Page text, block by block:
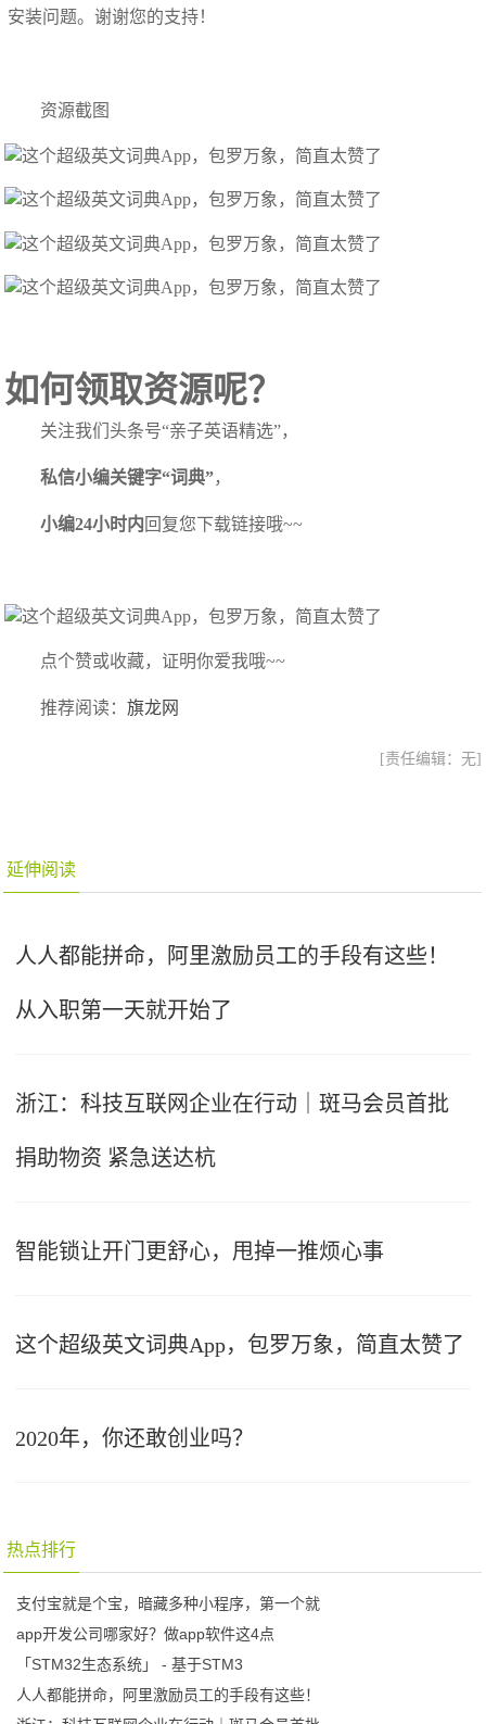
安装问题。谢谢您的支持！
资源截图
如何领取资源呢？
关注我们头条号“亲子英语精选”，
私信小编关键字“词典”，
小编24小时内 回复您下载链接哦~~
点个赞或收藏，证明你爱我哦~~
推荐阅读：旗龙网
[责任编辑：无]
延伸阅读
人人都能拼命，阿里激励员工的手段有这些！
从入职第一天就开始了
浙江：科技互联网企业在行动｜斑马会员首批
捐助物资 紧急送达杭
智能锁让开门更舒心，甩掉一推烦心事
这个超级英文词典App，包罗万象，简直太赞了
2020年，你还敢创业吗？
热点排行
支付宝就是个宝，暗藏多种小程序，第一个就
app开发公司哪家好？做app软件这4点
「STM32生态系统」 - 基于STM3
人人都能拼命，阿里激励员工的手段有这些！